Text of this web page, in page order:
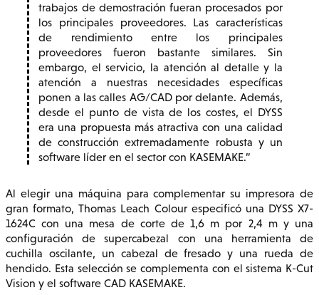
trabajos de demostración fueran procesados por
los principales proveedores. Las características
de rendimiento entre los principales
proveedores fueron bastante similares. Sin
embargo, el servicio, la atención al detalle y la
atención a nuestras necesidades específicas
ponen a las calles AG/CAD por delante. Además,
desde el punto de vista de los costes, el DYSS
era una propuesta más atractiva con una calidad
de construcción extremadamente robusta y un
software líder en el sector con KASEMAKE.
Al elegir una máquina para complementar su impresora de
gran formato, Thomas Leach Colour especificó una DYSS X7-
1624C con una mesa de corte de 1,6 m por 2,4 m y una
configuración de supercabezal con una herramienta de
cuchilla oscilante, un cabezal de fresado y una rueda de
hendido. Esta selección se complementa con el sistema K-Cut
Vision y el software CAD KASEMAKE.